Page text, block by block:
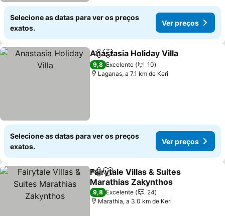
Selecione as datas para ver os preços
exatos.
Ver preços
PartilharAdicionar aos favoritos
Anastasia Holiday Villa
9,8 Excelente
10
Laganas, a 7.1 km de Keri
Selecione as datas para ver os preços
exatos.
Ver preços
PartilharAdicionar aos favoritos
Fairytale Villas & Suites
Marathias Zakynthos
9,8 Excelente
24
Marathia, a 3.0 km de Keri